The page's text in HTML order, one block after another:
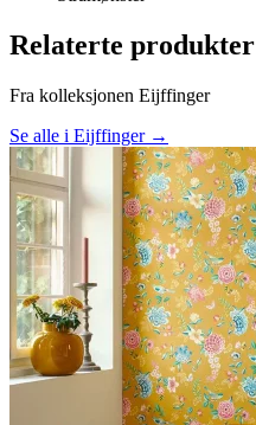
Relaterte produkter
Fra kolleksjonen Eijffinger
Se alle i Eijffinger →